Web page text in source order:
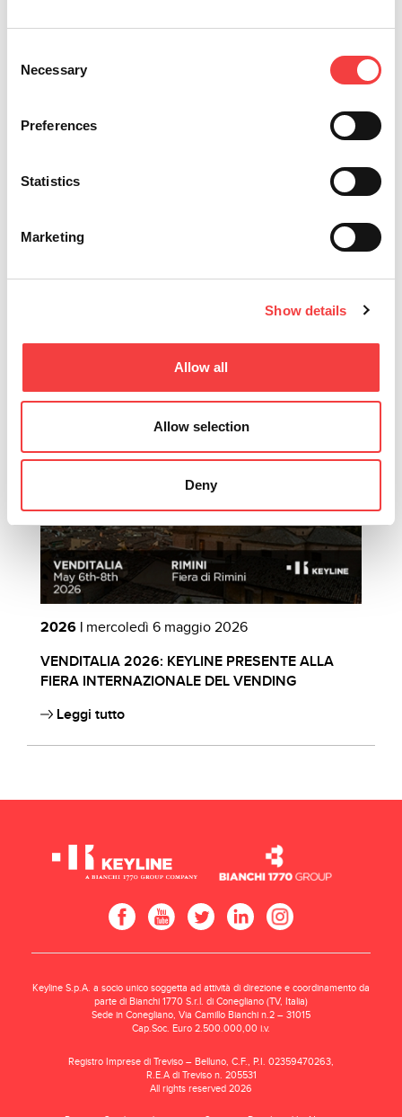
Selection
Necessary
Preferences
Statistics
Marketing
Show details
Allow all
Allow selection
Deny
AGGIORNAMENTO DEL SOFTWARE LIGER:
Leggi tutto
2026 | mercoledì 6 maggio 2026
VENDITALIA 2026: KEYLINE PRESENTE ALLA
FIERA INTERNAZIONALE DEL VENDING
Leggi tutto
Keyline S.p.A. a socio unico soggetta ad attività di direzione e coordinamento da
parte di Bianchi 1770 S.r.l. di Conegliano (TV, Italia)
Sede in Conegliano, Via Camillo Bianchi n.2 – 31015
Cap.Soc. Euro 2.500.000,00 i.v.
Registro Imprese di Treviso – Belluno, C.F., P.I. 02359470263,
R.E.A di Treviso n. 205531
All rights reserved 2026